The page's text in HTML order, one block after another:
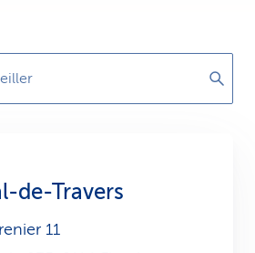
d
e
de-Travers
11